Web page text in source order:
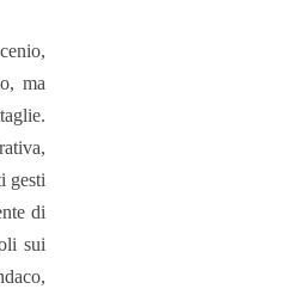
ma
gesti
di
sui